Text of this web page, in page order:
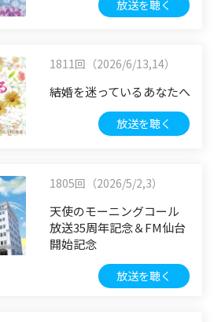
放送を聴く
1811回（2026/6/13,14）
結婚を迷っているあなたへ
放送を聴く
1805回（2026/5/2,3）
天使のモーニングコール
放送35周年記念＆FM仙台
開始記念
放送を聴く